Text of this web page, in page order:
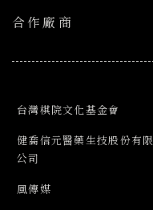
合作廠商
台灣棋院文化基金會
健喬信元醫藥生技股份有限
公司
風傳媒